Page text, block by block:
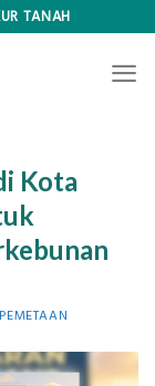
TANAH
Kota